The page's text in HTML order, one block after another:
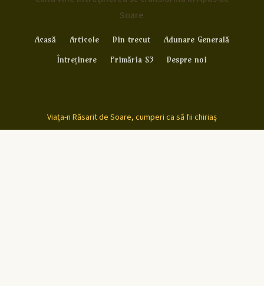
Soare
Acasă Articole Din trecut
Adunare Generală
Întreținere
Primăria S3 Despre noi
Viața-n Răsarit de Soare, cumperi ca să fii chiriaș